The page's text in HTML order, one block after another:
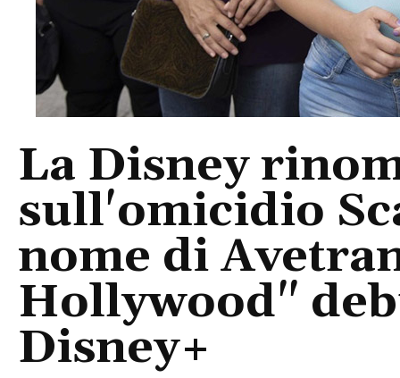
La Disney
sull'omicidio
nome di
Hollywood"
Disney+